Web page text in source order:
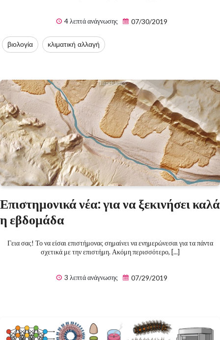
4 λεπτά ανάγνωσης 07/30/2019
βιολογία κλιματική αλλαγή
Επιστημονικά νέα: για να ξεκινήσει καλά
η εβδομάδα
Γεια σας! Το να είσαι επιστήμονας σημαίνει να ενημερώνεσαι για τα πάντα
σχετικά με την επιστήμη. Ακόμη περισσότερο, [...]
3 λεπτά ανάγνωσης 07/29/2019